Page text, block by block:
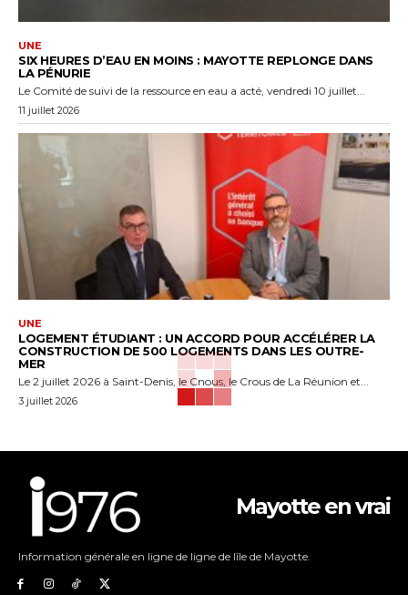
UNE
SIX HEURES D’EAU EN MOINS : MAYOTTE REPLONGE DANS
LA PÉNURIE
Le Comité de suivi de la ressource en eau a acté, vendredi 10 juillet...
11 juillet 2026
UNE
LOGEMENT ÉTUDIANT : UN ACCORD POUR ACCÉLÉRER LA
CONSTRUCTION DE 500 LOGEMENTS DANS LES OUTRE-
MER
Le 2 juillet 2026 à Saint-Denis, le Cnous, le Crous de La Réunion et...
3 juillet 2026
Mayotte en vrai
Information générale en ligne de ligne de lîle de Mayotte.